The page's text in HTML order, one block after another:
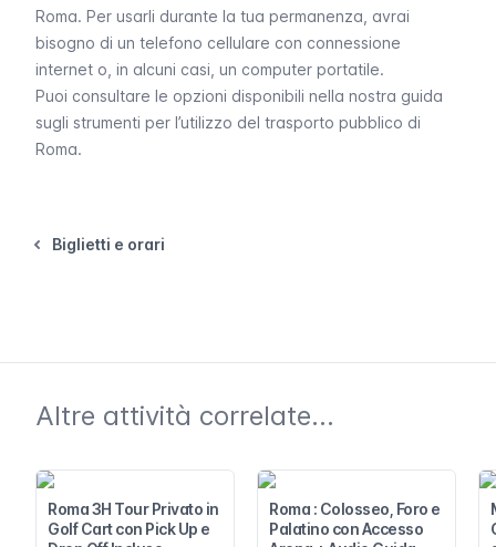
Roma. Per usarli durante la tua permanenza, avrai
bisogno di un telefono cellulare con connessione
internet o, in alcuni casi, un computer portatile.
Puoi consultare le opzioni disponibili nella nostra guida
sugli strumenti per l’utilizzo del trasporto pubblico di
Roma.
Biglietti e orari
Altre attività correlate...
Roma 3H Tour Privato in
Golf Cart con Pick Up e
Roma : Colosseo, Foro e
Palatino con Accesso